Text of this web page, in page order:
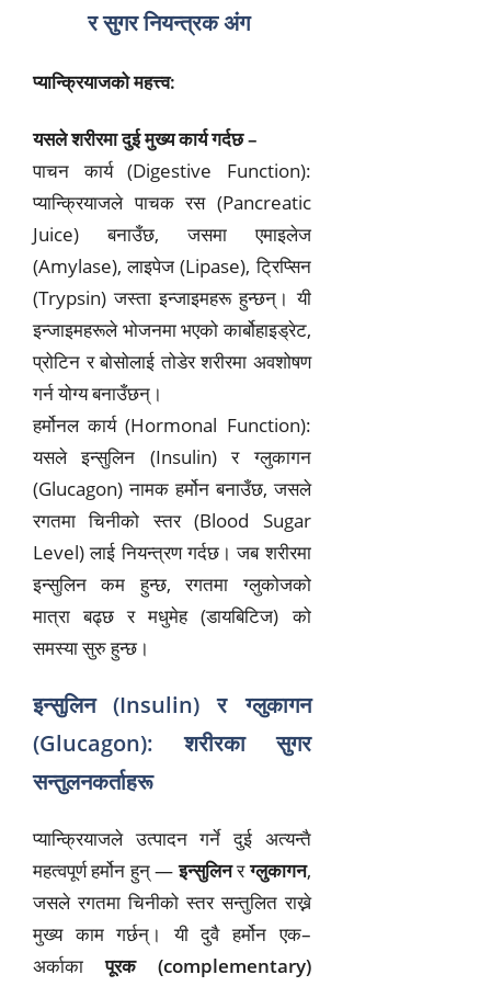
र सुगर नियन्त्रक अंग
प्यान्क्रियाजको महत्त्व:
यसले शरीरमा दुई मुख्य कार्य गर्दछ –
पाचन कार्य (Digestive Function):
प्यान्क्रियाजले पाचक रस (Pancreatic
Juice) बनाउँछ, जसमा एमाइलेज
(Amylase), लाइपेज (Lipase), ट्रिप्सिन
(Trypsin) जस्ता इन्जाइमहरू हुन्छन्। यी
इन्जाइमहरूले भोजनमा भएको कार्बोहाइड्रेट,
प्रोटिन र बोसोलाई तोडेर शरीरमा अवशोषण
गर्न योग्य बनाउँछन्।
हर्मोनल कार्य (Hormonal Function):
यसले इन्सुलिन (Insulin) र ग्लुकागन
(Glucagon) नामक हर्मोन बनाउँछ, जसले
रगतमा चिनीको स्तर (Blood Sugar
Level) लाई नियन्त्रण गर्दछ। जब शरीरमा
इन्सुलिन कम हुन्छ, रगतमा ग्लुकोजको
मात्रा बढ्छ र मधुमेह (डायबिटिज) को
समस्या सुरु हुन्छ।
इन्सुलिन (Insulin) र ग्लुकागन
(Glucagon): शरीरका सुगर
सन्तुलनकर्ताहरू
प्यान्क्रियाजले उत्पादन गर्ने दुई अत्यन्तै
महत्वपूर्ण हर्मोन हुन् —इन्सुलिनरग्लुकागन,
जसले रगतमा चिनीको स्तर सन्तुलित राख्ने
मुख्य काम गर्छन्। यी दुवै हर्मोन एक–
अर्काकापूरक (complementary)